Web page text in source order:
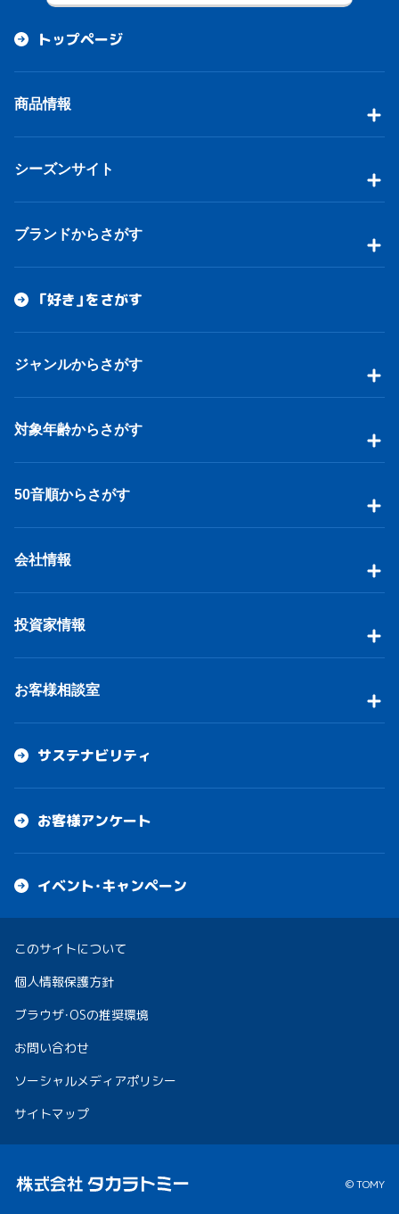
トップページ
商品情報
シーズンサイト
ブランドからさがす
「好き」をさがす
ジャンルからさがす
対象年齢からさがす
50音順からさがす
会社情報
投資家情報
お客様相談室
サステナビリティ
お客様アンケート
イベント・キャンペーン
このサイトについて
個人情報保護方針
ブラウザ・OSの推奨環境
お問い合わせ
ソーシャルメディアポリシー
サイトマップ
© TOMY